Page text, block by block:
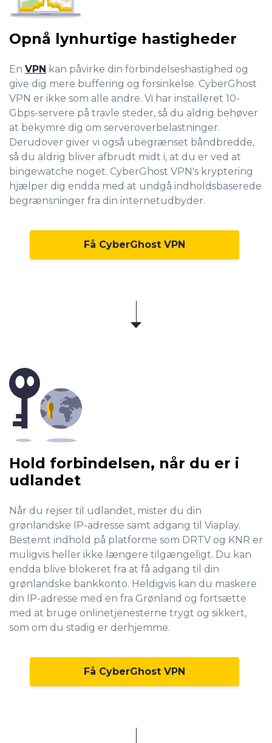
En VPN kan påvirke din forbindelseshastighed og
give dig mere buffering og forsinkelse. CyberGhost
VPN er ikke som alle andre. Vi har installeret 10-
Gbps-servere på travle steder, så du aldrig behøver
at bekymre dig om serveroverbelastninger.
Derudover giver vi også ubegrænset båndbredde,
så du aldrig bliver afbrudt midt i, at du er ved at
bingewatche noget. CyberGhost VPN's kryptering
hjælper dig endda med at undgå indholdsbaserede
begrænsninger fra din internetudbyder.
Få CyberGhost VPN
Opnå lynhurtige hastigheder
Hold forbindelsen, når du er i
udlandet
Når du rejser til udlandet, mister du din
grønlandske IP-adresse samt adgang til Viaplay.
Bestemt indhold på platforme som DRTV og KNR er
muligvis heller ikke længere tilgængeligt. Du kan
endda blive blokeret fra at få adgang til din
grønlandske bankkonto. Heldigvis kan du maskere
din IP-adresse med en fra Grønland og fortsætte
med at bruge onlinetjenesterne trygt og sikkert,
som om du stadig er derhjemme.
Få CyberGhost VPN